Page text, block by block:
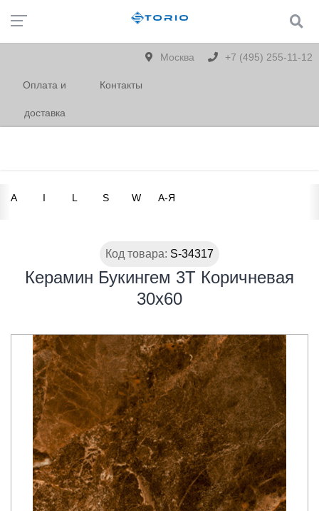
Москва +7 (495) 255-11-12
Оплата и
доставка
Контакты
A I L S W А-Я
Код товара: S-34317
Керамин Букингем 3Т Коричневая
30x60